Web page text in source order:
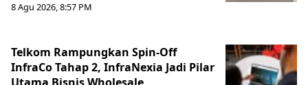
8 Agu 2026, 8:57 PM
Telkom Rampungkan Spin-Off
InfraCo Tahap 2, InfraNexia Jadi Pilar